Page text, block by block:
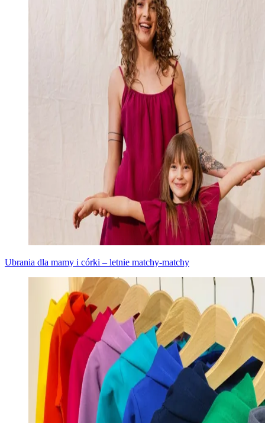
Ubrania dla mamy i córki – letnie matchy-matchy